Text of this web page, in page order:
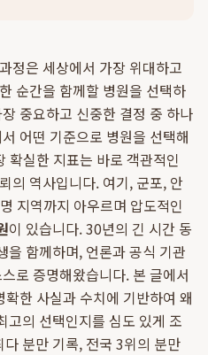
정은 세상에서 가장 위대하고
순간을 함께할 병원을 선택하
중요하고 신중한 결정 중 하나
어떤 기준으로 병원을 선택해
확실한 지표는 바로 객관적인
의 역사입니다. 여기, 군포, 안
지역까지 아우르며 압도적인
이 있습니다. 30년의 긴 시간 동
을 함께하며, 언론과 공식 기관
로 증명해왔습니다. 본 글에서
한 사실과 수치에 기반하여 왜
고의 선택인지를 심도 있게 조
분만 기록, 전국 3위의 분만